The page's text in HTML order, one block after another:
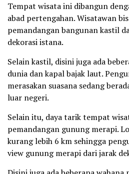
Tempat wisata ini dibangun
abad pertengahan. Wisatawan
pemandangan bangunan kastil
dekorasi istana.
Selain kastil, disini juga ada
dunia dan kapal bajak laut.
merasakan suasana sedang
luar negeri.
Selain itu, daya tarik tempat
pemandangan gunung merapi.
kurang lebih 6 km sehingga
view gunung merapi dari jarak